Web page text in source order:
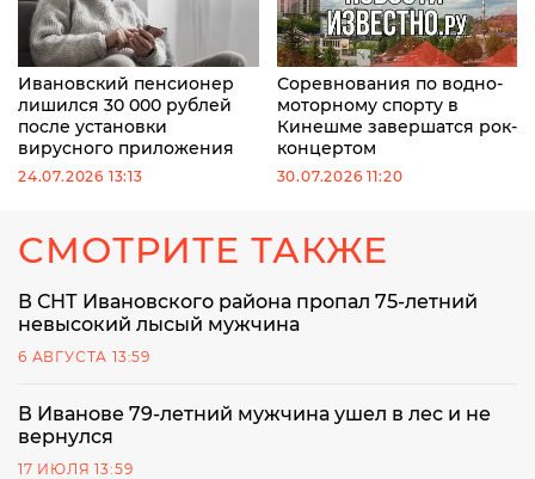
Ивановский пенсионер
лишился 30 000 рублей
после установки
вирусного приложения
24.07.2026 13:13
Соревнования по водно-
моторному спорту в
Кинешме завершатся рок-
концертом
30.07.2026 11:20
СМОТРИТЕ ТАКЖЕ
В СНТ Ивановского района пропал 75-летний
невысокий лысый мужчина
6 АВГУСТА 13:59
В Иванове 79-летний мужчина ушел в лес и не
вернулся
17 ИЮЛЯ 13:59